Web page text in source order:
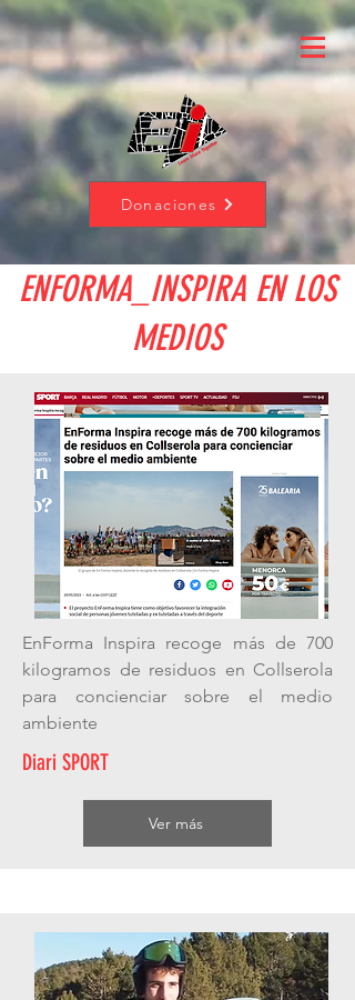
Donaciones
ENFORMA_INSPIRA EN LOS
MEDIOS
EnForma Inspira recoge más de 700
kilogramos de residuos en Collserola
para concienciar sobre el medio
ambiente
Diari SPORT
Ver más